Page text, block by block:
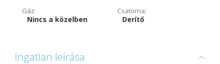
Gáz:
Nincs a közelben
Csatorna:
Derítő
Ingatlan leírása